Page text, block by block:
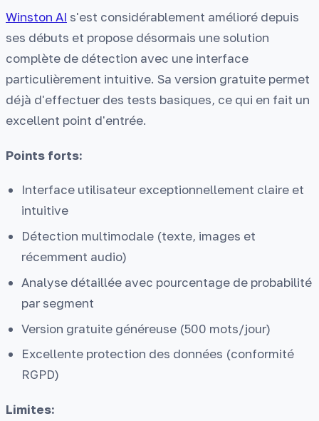
Winston AI s'est considérablement amélioré depuis
ses débuts et propose désormais une solution
complète de détection avec une interface
particulièrement intuitive. Sa version gratuite permet
déjà d'effectuer des tests basiques, ce qui en fait un
excellent point d'entrée.
Points forts:
Interface utilisateur exceptionnellement claire et
intuitive
Détection multimodale (texte, images et
récemment audio)
Analyse détaillée avec pourcentage de probabilité
par segment
Version gratuite généreuse (500 mots/jour)
Excellente protection des données (conformité
RGPD)
Limites: